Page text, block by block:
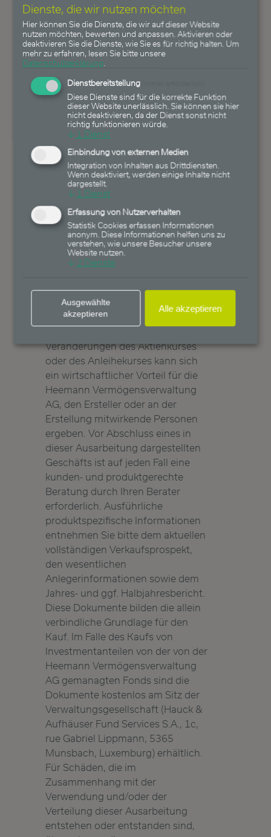
gebunden sein. Bitte lassen Sie
sich auch hierzu vor einer
Anlageentscheidung entsprechend
beraten. Einer der von der
Heemann Vermögensverwaltung
AG gemanagten Fonds oder
einzelne Mandanten der
Vermögensverwaltung sind in dem
genannten Wertpapier zum
Zeitpunkt des Publikmachens des
Artikels investiert. Die Heemann
Vermögensverwaltung AG, der
Ersteller oder an der Erstellung
mitwirkende Personen können
Aktienanteile am genannten
Unternehmen, Anleihen des
genannten Unternehmens oder
Fondsanteile der von der Heemann
gemanagten Fonds, die wiederum
in Aktienanteilen oder Anleihen des
genannten Unternehmens
investiert sind, halten. Aus
Veränderungen des Aktienkurses
oder des Anleihekurses kann sich
ein wirtschaftlicher Vorteil für die
Heemann Vermögensverwaltung
AG, den Ersteller oder an der
Erstellung mitwirkende Personen
ergeben. Vor Abschluss eines in
dieser Ausarbeitung dargestellten
Geschäfts ist auf jeden Fall eine
kunden- und produktgerechte
Beratung durch Ihren Berater
erforderlich. Ausführliche
produktspezifische Informationen
entnehmen Sie bitte dem aktuellen
vollständigen Verkaufsprospekt,
den wesentlichen
Anlegerinformationen sowie dem
Jahres- und ggf. Halbjahresbericht.
Diese Dokumente bilden die allein
verbindliche Grundlage für den
Kauf. Im Falle des Kaufs von
Investmentanteilen von der von der
Heemann Vermögensverwaltung
AG gemanagten Fonds sind die
Dokumente kostenlos am Sitz der
Verwaltungsgesellschaft (Hauck &
Aufhäuser Fund Services S.A., 1c,
rue Gabriel Lippmann, 5365
Munsbach, Luxemburg) erhältlich.
Für Schäden, die im
Zusammenhang mit der
Verwendung und/oder der
Verteilung dieser Ausarbeitung
entstehen oder entstanden sind,
Dienste, die wir nutzen möchten
Hier können Sie die Dienste, die wir auf dieser Website
nutzen möchten, bewerten und anpassen. Aktivieren oder
deaktivieren Sie die Dienste, wie Sie es für richtig halten. Um
mehr zu erfahren, lesen Sie bitte unsere
Datenschutzerklärung
Dienstbereitstellung
Diese Dienste sind für die korrekte Funktion
dieser Website unerlässlich. Sie können sie hier
nicht deaktivieren, da der Dienst sonst nicht
richtig funktionieren würde.
↓ 1 Dienst
Einbindung von externen Medien
Integration von Inhalten aus Drittdiensten.
Wenn deaktiviert, werden einige Inhalte nicht
dargestellt.
↓ 1 Dienst
Erfassung von Nutzerverhalten
Statistik Cookies erfassen Informationen
anonym. Diese Informationen helfen uns zu
verstehen, wie unsere Besucher unsere
Website nutzen.
↓ 2 Dienste
Ausgewählte
akzeptieren
Alle akzeptieren